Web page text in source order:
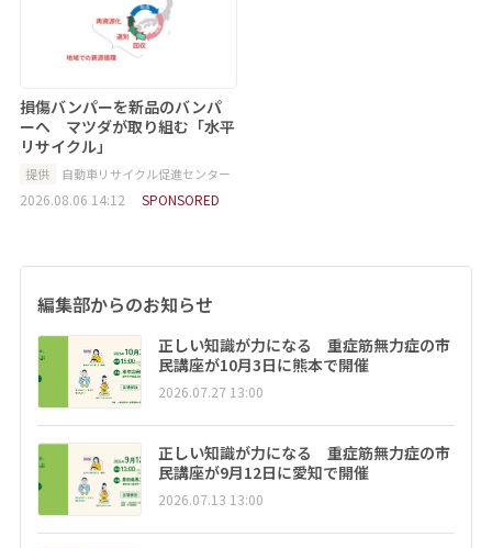
損傷バンパーを新品のバンパ
ーへ マツダが取り組む「水平
リサイクル」
提供 自動車リサイクル促進センター
2026.08.06 14:12 SPONSORED
編集部からのお知らせ
正しい知識が力になる 重症筋無力症の市
民講座が10月3日に熊本で開催
2026.07.27 13:00
正しい知識が力になる 重症筋無力症の市
民講座が9月12日に愛知で開催
2026.07.13 13:00